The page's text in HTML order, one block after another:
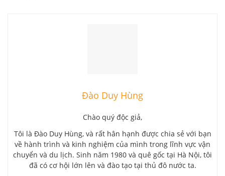
Đào Duy Hùng
Chào quý độc giả,
Tôi là Đào Duy Hùng, và rất hân hạnh được chia sẻ với bạn
về hành trình và kinh nghiệm của mình trong lĩnh vực vận
chuyển và du lịch. Sinh năm 1980 và quê gốc tại Hà Nội, tôi
đã có cơ hội lớn lên và đào tạo tại thủ đô nước ta.